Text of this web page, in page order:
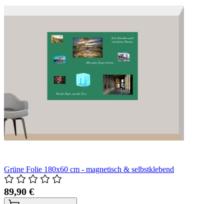
Grüne Folie 180x60 cm - magnetisch & selbstklebend
89,90 €